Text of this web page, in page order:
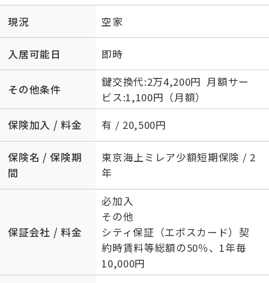
現況 空家
入居可能日 即時
その他条件
鍵交換代:2万4,200円 月額サー
ビス:1,100円（月額）
保険加入 / 料金
有 / 20,500円
保険名 / 保険期
間
東京海上ミレア少額短期保険 / 2
年
保証会社 / 料金
必加入
その他
シティ保証（エポスカード）契
約時賃料等総額の50％、1年毎
10,000円